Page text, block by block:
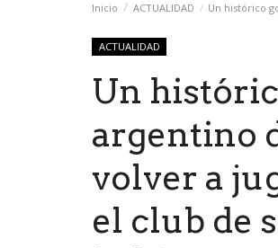
Inicio ACTUALIDAD Un histórico
ACTUALIDAD
Un
argentino
volver a
el club de